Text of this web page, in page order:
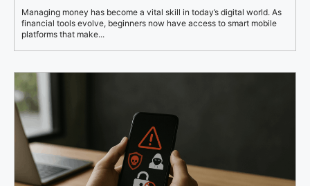
Managing money has become a vital skill in today’s digital world. As
financial tools evolve, beginners now have access to smart mobile
platforms that make...